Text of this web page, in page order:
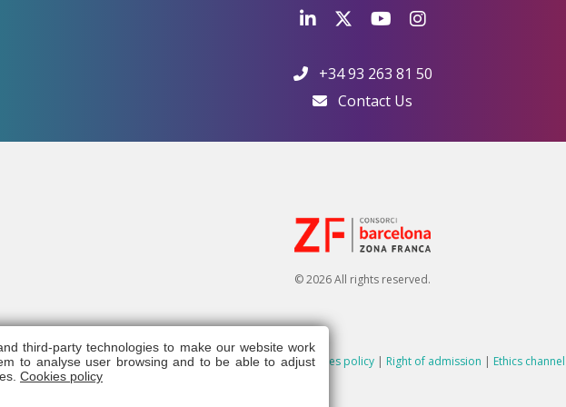
+34 93 263 81 50
Contact Us
© 2026 All rights reserved.
Legal note|Privacy policy|Cookies policy| Right of admission Ethics channel
third-party technologies to make our website work
to analyse user browsing and to be able to adjust
Cookies policy